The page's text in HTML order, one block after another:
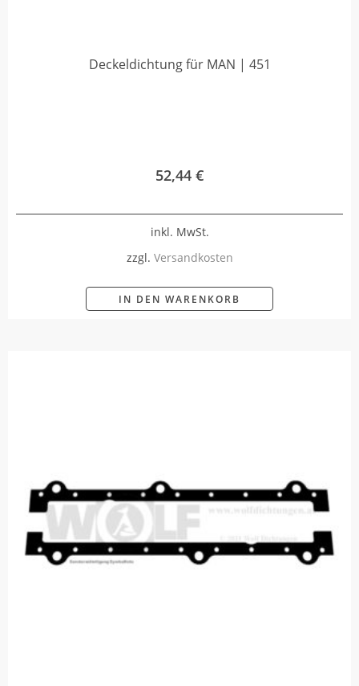
Deckeldichtung für MAN | 451
52,44 €
inkl. MwSt.
zzgl. Versandkosten
IN DEN WARENKORB